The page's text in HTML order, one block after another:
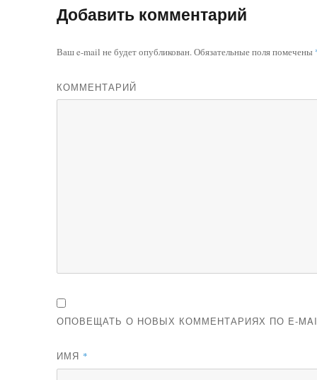
Добавить комментарий
Ваш e-mail не будет опубликован.Обязательные поля помечены
КОММЕНТАРИЙ
ОПОВЕЩАТЬ О НОВЫХ КОММЕНТАРИЯХ ПО E-
ИМЯ *